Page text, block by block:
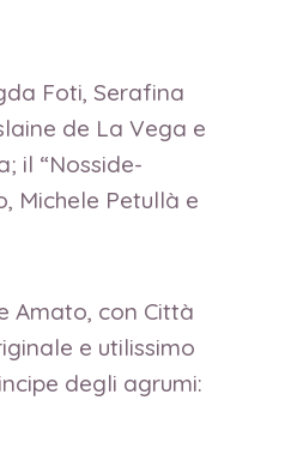
Foti, Serafina
de La Vega e
il “Nosside-
Michele Petullà e
Amato, con Città
e utilissimo
degli agrumi: